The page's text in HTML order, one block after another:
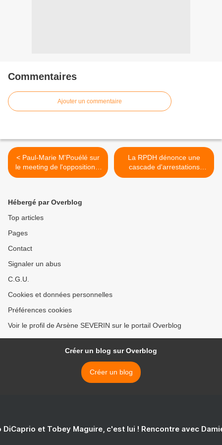
Commentaires
Ajouter un commentaire
< Paul-Marie M'Pouélé sur
le meeting de l'opposition à
Pointe-Noire
La RPDH dénonce une
cascade d'arrestations
suivies de trois décès en
Hébergé par Overblog
Top articles
Pages
Contact
Signaler un abus
C.G.U.
Cookies et données personnelles
Préférences cookies
Voir le profil de Arsène SEVERIN sur le portail Overblog
Créer un blog sur Overblog
Créer un blog
DiCaprio et Tobey Maguire, c'est lui ! Rencontre avec